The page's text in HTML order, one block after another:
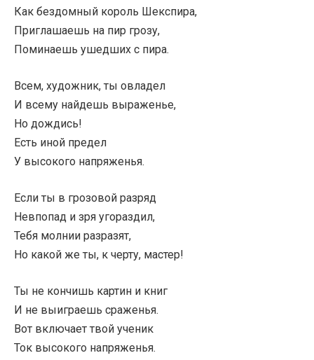
Как бездомный король Шекспира,
Приглашаешь на пир грозу,
Поминаешь ушедших с пира.
Всем, художник, ты овладел
И всему найдешь выраженье,
Но дождись!
Есть иной предел
У высокого напряженья.
Если ты в грозовой разряд
Невпопад и зря угораздил,
Тебя молнии разразят,
Но какой же ты, к черту, мастер!
Ты не кончишь картин и книг
И не выиграешь сраженья.
Вот включает твой ученик
Ток высокого напряженья.